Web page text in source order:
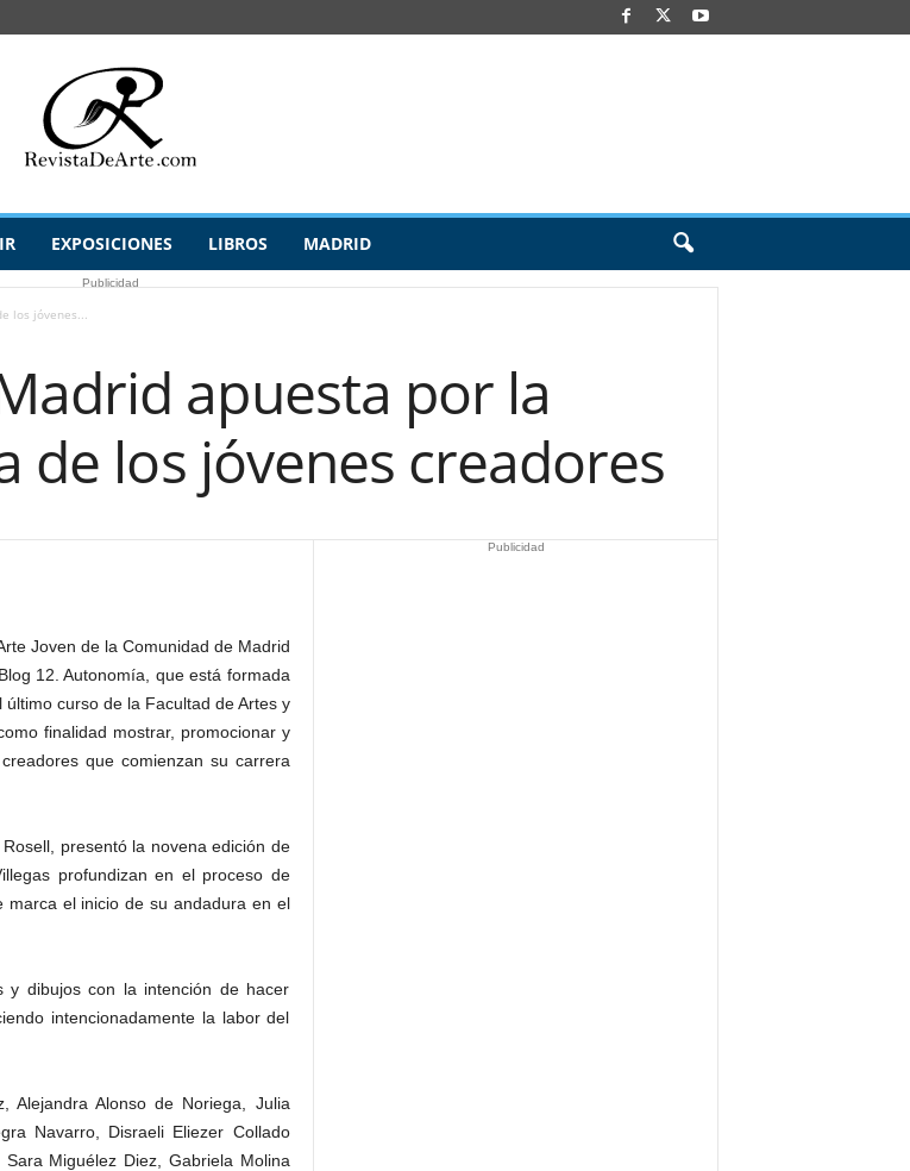
EXPOSICIONES LIBROS MADRID
Publicidad
los jóvenes...
apuesta por la
de los jóvenes creadores
Joven de la Comunidad de Madrid
12. Autonomía, que está formada
curso de la Facultad de Artes y
finalidad mostrar, promocionar y
que comienzan su carrera
presentó la novena edición de
profundizan en el proceso de
marca el inicio de su andadura en el
y dibujos con la intención de hacer
intencionadamente la labor del
Alejandra Alonso de Noriega, Julia
Navarro, Disraeli Eliezer Collado
Miguélez Diez, Gabriela Molina
Publicidad